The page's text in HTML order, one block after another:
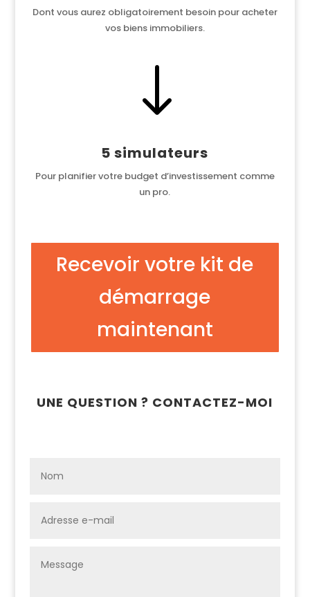
Dont vous aurez obligatoirement besoin pour acheter
vos biens immobiliers.
"
5 simulateurs
Pour planifier votre budget d’investissement comme
un pro.
Recevoir votre kit de
démarrage
maintenant
UNE QUESTION ? CONTACTEZ-MOI